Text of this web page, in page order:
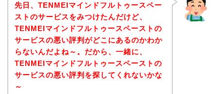
先日、TENMEIマインドフルトゥースペー
ストのサービスをみつけたんだけど、
TENMEIマインドフルトゥースペーストの
サービスの悪い評判がどこにあるのかわか
らないんだよね～。だから、一緒に、
TENMEIマインドフルトゥースペーストの
サービスの悪い評判を探してくれないかな
～